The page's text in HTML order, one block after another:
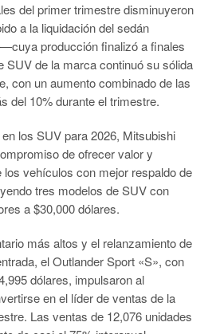
del primer trimestre disminuyeron
a la liquidación del sedán
producción finalizó a finales
de la marca continuó su sólida
con un aumento combinado de las
del 10% durante el trimestre.
los SUV para 2026, Mitsubishi
de ofrecer valor y
vehículos con mejor respaldo de
tres modelos de SUV con
a $30,000 dólares.
más altos y el relanzamiento de
el Outlander Sport «S», con
dólares, impulsaron al
en el líder de ventas de la
Las ventas de 12,076 unidades